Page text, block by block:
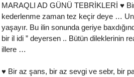
MARAQLI AD GÜNÜ TEBRİKLERİ ♥
kederlenme zaman tez keçir deye …
yaşayır. Bu ilin sonunda geriye
bir il idi ” deyersen .. Bütün dileklerinin
illere …
♥ Bir az şans, bir az sevgi ve sebr, bir